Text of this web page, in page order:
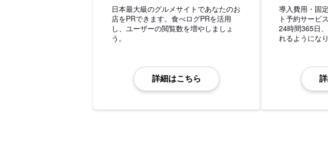
日本最大級のグルメサイトであなたのお
店をPRできます。食べログPRを活用
し、ユーザーの閲覧数を増やしましょ
う。
詳細はこちら
導入費用・固
ト予約サービ
24時間365日
れるようになり